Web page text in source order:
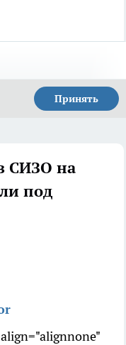
Принять
СИЗО на
под